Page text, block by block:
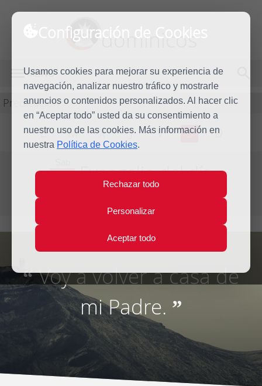
Configuración de Cookies
Usamos cookies para mejorar su experiencia de
navegación, analizar nuestro tráfico y mostrarle
anuncios o contenidos personalizados. Al hacer clic
en “Aceptar todo” usted da su consentimiento a
nuestro uso de las cookies. Más información en
nuestra Política de Cookies.
Rechazar todo
Personalizar
Aceptar todo
dominicos
MENÚ
Predicación
L M X J V S D
2 Evangelio del día
“Voy a volver a casa de
mi Padre. ”